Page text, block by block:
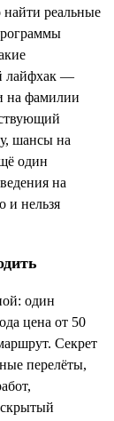
реальные
лайфхак —
на фамилии
шансы на
один
на
и нельзя
один
цена от 50
Секрет
перелёты,